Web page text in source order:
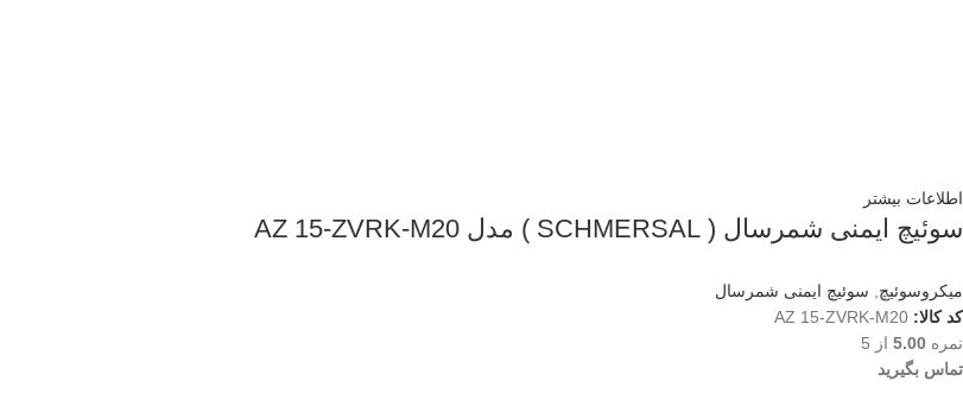
اطلاعات بیشتر
سوئیچ ایمنی شمرسال ( SCHMERSAL ) مدل AZ 15-ZVRK-M20
میکروسوئیچ
سوئیچ ایمنی شمرسال
کد کالا: AZ 15-ZVRK-M20
نمره 5.00 از 5
تماس بگیرید